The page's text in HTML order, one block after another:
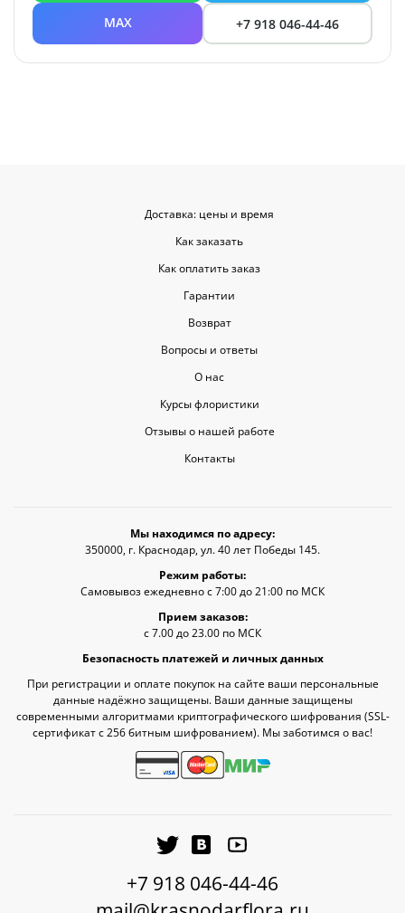
MAX +7 918 046-44-46
Доставка: цены и время
Как заказать
Как оплатить заказ
Гарантии
Возврат
Вопросы и ответы
О нас
Курсы флористики
Отзывы о нашей работе
Контакты
Мы находимся по адресу:
350000, г. Краснодар, ул. 40 лет Победы 145.
Режим работы:
Самовывоз ежедневно с 7:00 до 21:00 по МСК
Прием заказов:
с 7.00 до 23.00 по МСК
Безопасность платежей и личных данных
При регистрации и оплате покупок на сайте ваши персональные
данные надёжно защищены. Ваши данные защищены
современными алгоритмами криптографического шифрования (SSL-
сертификат c 256 битным шифрованием). Мы заботимся о вас!
+7 918 046-44-46